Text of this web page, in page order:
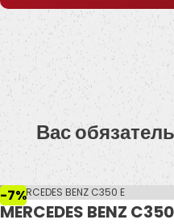
Вас
-7%
MERCEDES BENZ C350